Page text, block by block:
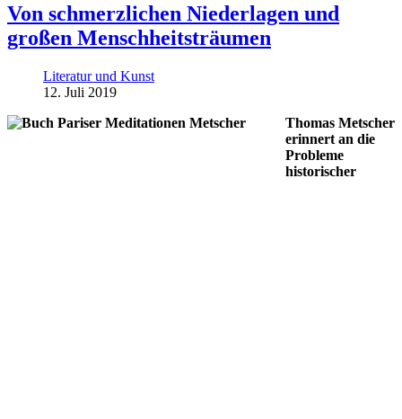
Von schmerzlichen Niederlagen und
großen Menschheitsträumen
Literatur und Kunst
12. Juli 2019
Thomas Metscher
erinnert an die
Probleme
historischer